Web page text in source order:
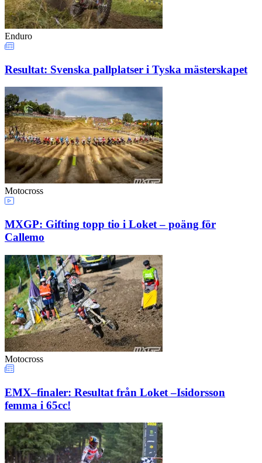
Enduro
Resultat: Svenska pallplatser i Tyska mästerskapet
Motocross
MXGP: Gifting topp tio i Loket – poäng för
Callemo
Motocross
EMX–finaler: Resultat från Loket –Isidorsson
femma i 65cc!